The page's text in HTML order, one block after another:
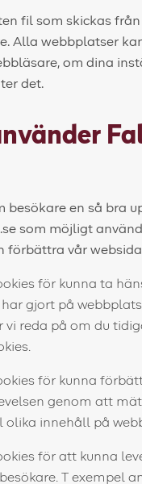
fil som skickas
Alla webbplatser
om dina
det.
besökare en så bra
som möjligt
förbättra vår
för kunna ta
gjort på
vi reda på om du
för kunna
genom att
olika innehåll på
för att kunna
T exempel